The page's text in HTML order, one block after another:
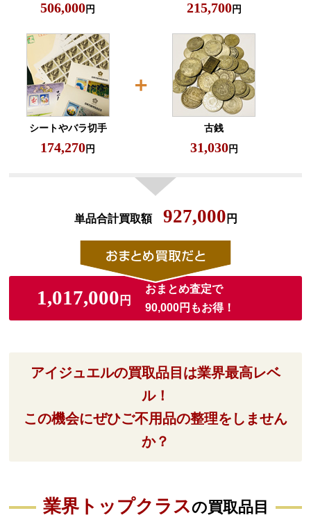
506,000円 215,700円
シートやバラ切手
174,270円
古銭
31,030円
単品合計買取額 927,000 円
1,017,000 円
おまとめ査定で
90,000円もお得！
アイジュエルの買取品目は業界最高レベ
ル！
この機会にぜひご不用品の整理をしません
か？
業界トップクラスの買取品目